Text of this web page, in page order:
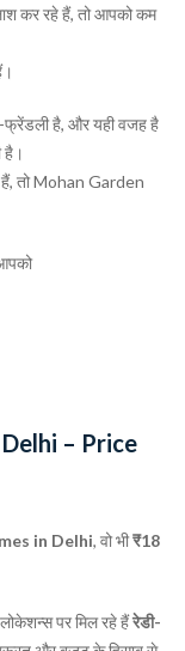
कर रहे हैं, तो आपको कम
फ्रेंडली है, और यही वजह है
है।
तो Mohan Garden
– Price
in Delhi, वो भी₹18
पर मिल रहे हैंरेडी-